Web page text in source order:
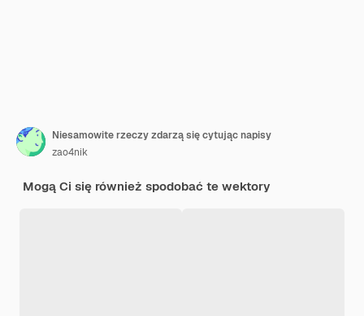
Niesamowite rzeczy zdarzą się cytując napisy
zao4nik
Mogą Ci się również spodobać te wektory